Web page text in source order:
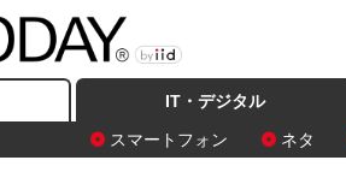
IT・デジタル
スマートフォン
ネタ